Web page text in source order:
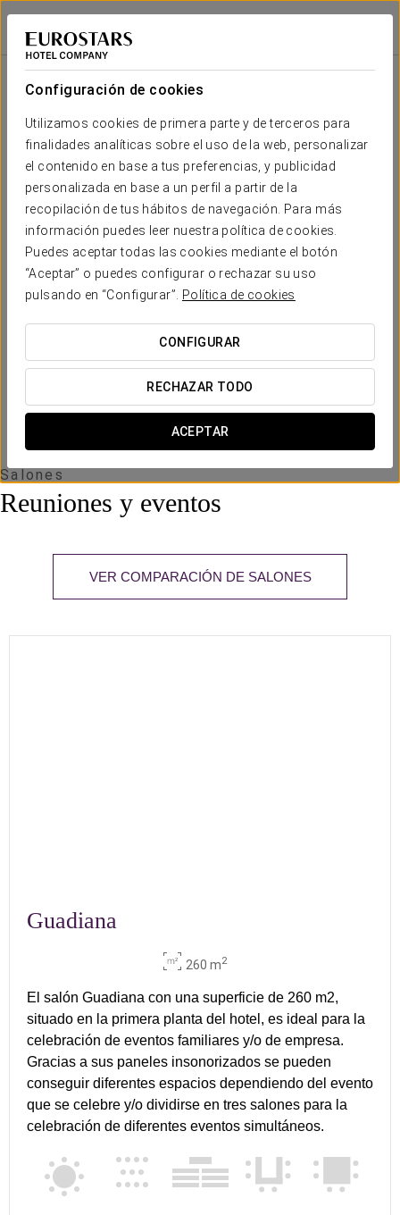
Configuración de cookies
Utilizamos cookies de primera parte y de terceros para
finalidades analíticas sobre el uso de la web, personalizar
el contenido en base a tus preferencias, y publicidad
personalizada en base a un perfil a partir de la
recopilación de tus hábitos de navegación. Para más
información puedes leer nuestra política de cookies.
Puedes aceptar todas las cookies mediante el botón
“Aceptar” o puedes configurar o rechazar su uso
pulsando en “Configurar”.
Política de cookies
CONFIGURAR
RECHAZAR TODO
ACEPTAR
Dorma Alfonso VIII
CÁCERES - PLASENCIA
Tu evento en
SOLICITAR PRESUPUESTO
Salones
Reuniones y eventos
VER COMPARACIÓN DE SALONES
Sala
BanqueteCocktailEscuela ImperialTeatroCabaret
Guadiana
260 m
altura
220 260 60 80 60 -
Río Jerte
300 m
x m
altura
350 350 100 80 60 -
Tajo
390 m
2
x m
370 420 150 120 80
Santa
85 m
x m
65 75 40 55
Ambroz
72 m2
x m
Guadiana
260 m2
El salón Guadiana con una superficie de 260 m2,
situado en la primera planta del hotel, es ideal para la
celebración de eventos familiares y/o de empresa.
Gracias a sus paneles insonorizados se pueden
conseguir diferentes espacios dependiendo del evento
que se celebre y/o dividirse en tres salones para la
celebración de diferentes eventos simultáneos.